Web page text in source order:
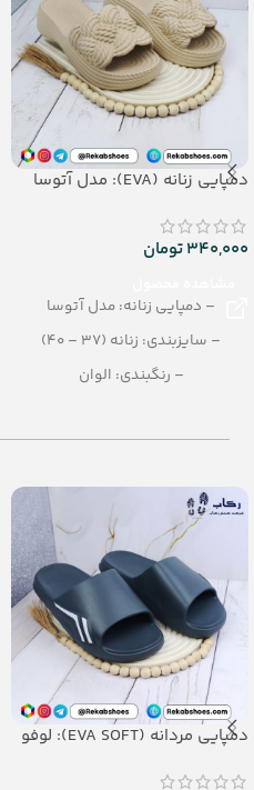
دمپایی زنانه (EVA): مدل آتوسا
340,000تومان
– دمپایی زنانه: مدل آتوسا
– سایزبندی: زنانه (37 – 40)
– رنگبندی: الوان
EVASOFT
دمپایی مردانه (EVA SOFT): لوفو